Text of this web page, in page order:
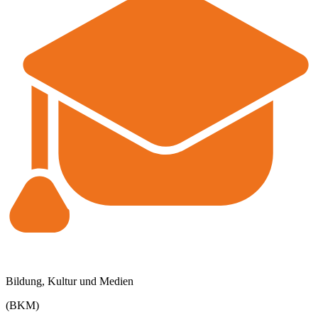
Bildung, Kultur und Medien
(BKM)